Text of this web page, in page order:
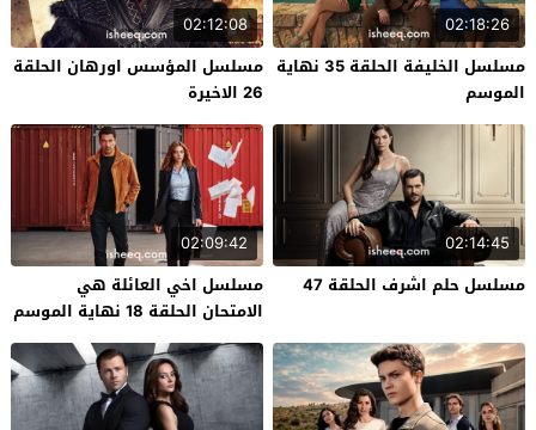
02:18:26
مسلسل الخليفة الحلقة 35 نهاية
الموسم
02:12:08
مسلسل المؤسس اورهان الحلقة
26 الاخيرة
02:14:45
مسلسل حلم اشرف الحلقة 47
02:09:42
مسلسل اخي العائلة هي
الامتحان الحلقة 18 نهاية الموسم